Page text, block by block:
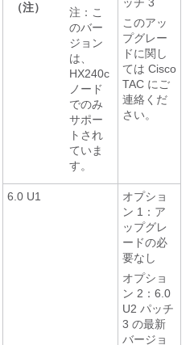
（注）
注：こ
のバー
ジョン
は、
HX240c
ノード
でのみ
サポー
トされ
ていま
す。
このアッ
プグレー
ドに関し
ては Cisco
TAC にご
連絡くだ
さい。
6.0 U1
オプショ
ン 1：ア
ップグレ
ードの必
要なし
オプショ
ン 2：6.0
U2 パッチ
3 の最新
バージョ